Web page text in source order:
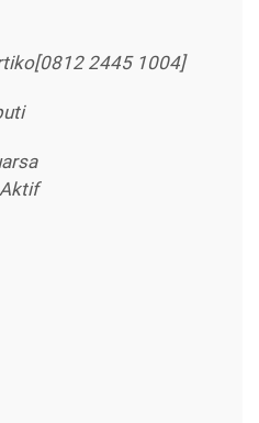
2445 1004]